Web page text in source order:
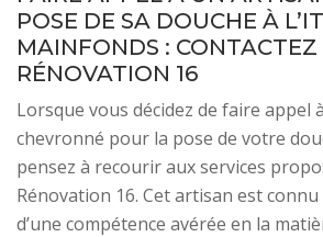
POSE DE SA DOUCHE À
MAINFONDS : CONTACTEZ
RÉNOVATION 16
Lorsque vous décidez de faire appel
chevronné pour la pose de votre
pensez à recourir aux services
Rénovation 16. Cet artisan est
d’une compétence avérée en la